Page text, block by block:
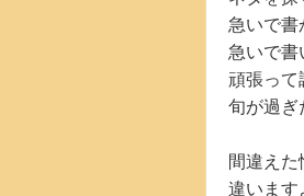
急いで書
急いで書
頑張って
旬が過ぎ
間違えた
違います